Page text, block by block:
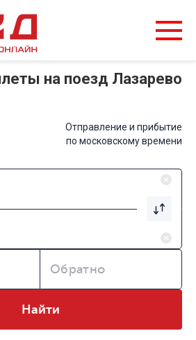
на поезд Лазарево
Отправление и прибытие
по московскому времени
Обратно
Найти